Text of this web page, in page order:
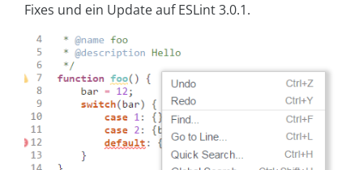
Fixes und ein Update auf ESLint 3.0.1.